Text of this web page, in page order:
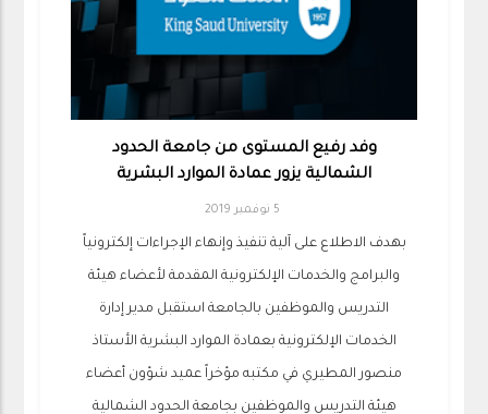
وفد رفيع المستوى من جامعة الحدود
الشمالية يزور عمادة الموارد البشرية
5 نوفمبر 2019
بهدف الاطلاع على آلية تنفيذ وإنهاء الإجراءات إلكترونياً
والبرامج والخدمات الإلكترونية المقدمة لأعضاء هيئة
التدريس والموظفين بالجامعة استقبل مدير إدارة
الخدمات الإلكترونية بعمادة الموارد البشرية الأستاذ
منصور المطيري في مكتبه مؤخراً عميد شؤون أعضاء
هيئة التدريس والموظفين بجامعة الحدود الشمالية